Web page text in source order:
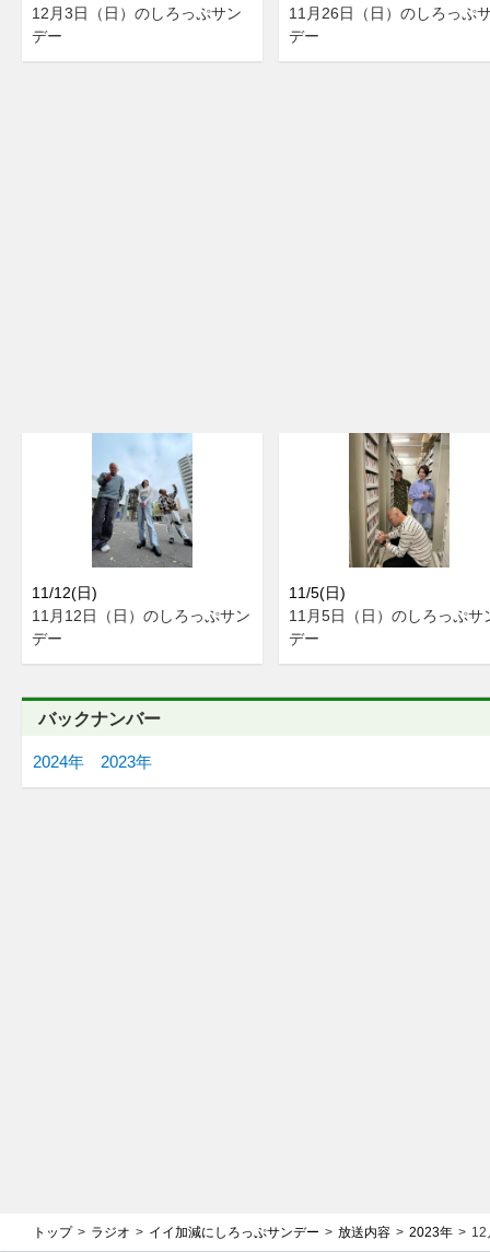
12月3日（日）のしろっぷサン
デー
11月26日（日）のしろっぷ
デー
11/12(日)
11月12日（日）のしろっぷサン
デー
11/5(日)
11月5日（日）のしろっぷサ
デー
バックナンバー
2024年 2023年
トップ ラジオ イイ加減にしろっぷサンデー 放送内容 2023年 12